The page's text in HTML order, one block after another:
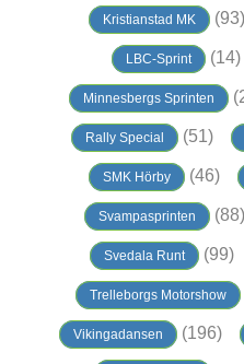
Kristianstad MK (93)
LBC-Sprint (14)
Minnesbergs Sprinten
Rally Special (51)
SMK Hörby (46)
Svampasprinten (88)
Svedala Runt (99)
Trelleborgs Motorshow
Vikingadansen (196)